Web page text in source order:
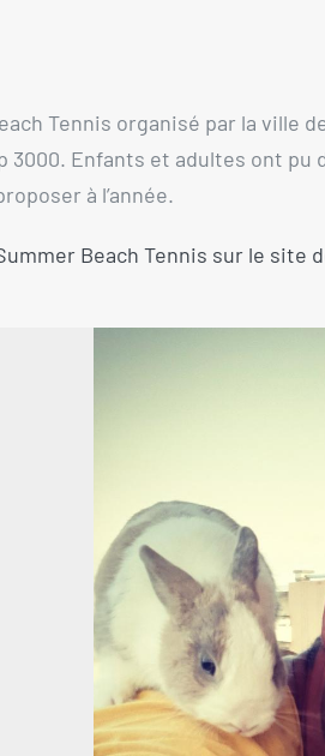
Tennis organisé par la ville
3000. Enfants et adultes ont
à l’année.
Beach Tennis sur le site